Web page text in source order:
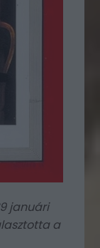
januári
a